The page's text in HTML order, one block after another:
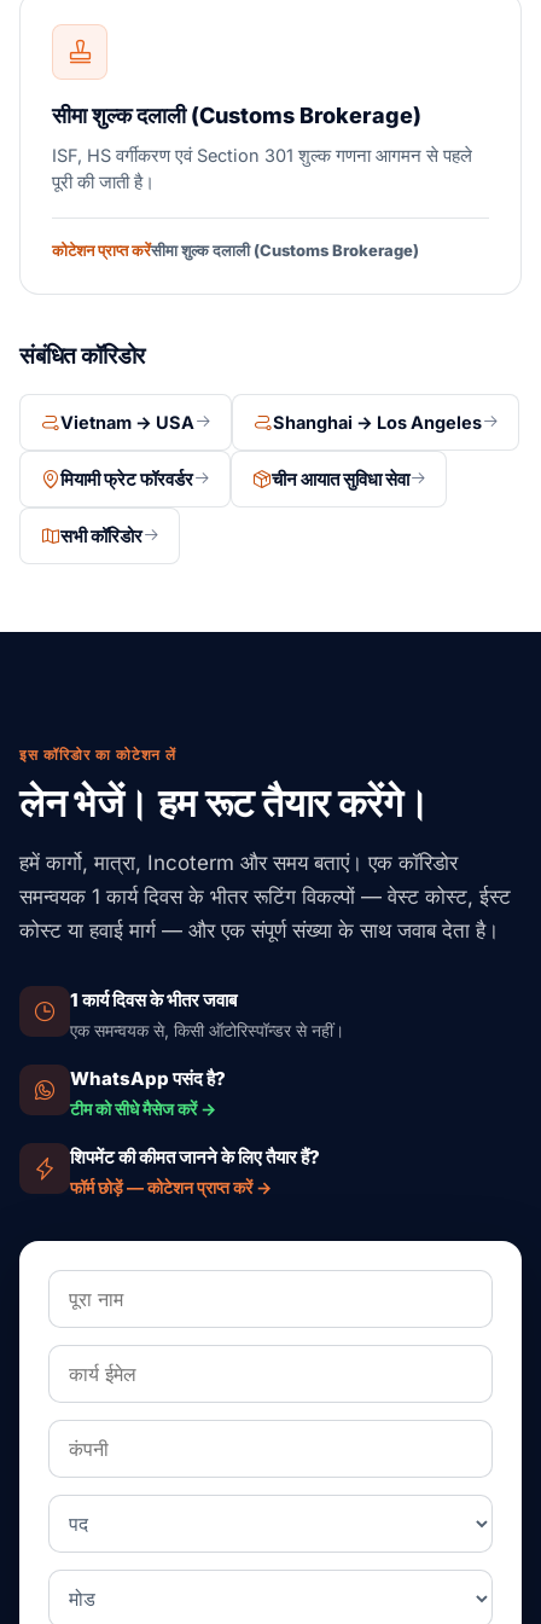
सीमा शुल्क दलाली (Customs Brokerage)
ISF, HS वर्गीकरण एवं Section 301 शुल्क गणना आगमन से पहले
पूरी की जाती है।
कोटेशन प्राप्त करेंसीमा शुल्क दलाली (Customs Brokerage)
संबंधित कॉरिडोर
Vietnam → USA Shanghai → Los Angeles
मियामी फ्रेट फॉरवर्डर चीन आयात सुविधा सेवा
सभी कॉरिडोर
इस कॉरिडोर का कोटेशन लें
लेन भेजें। हम रूट तैयार करेंगे।
हमें कार्गो, मात्रा, Incoterm और समय बताएं। एक कॉरिडोर
समन्वयक 1 कार्य दिवस के भीतर रूटिंग विकल्पों — वेस्ट कोस्ट, ईस्ट
कोस्ट या हवाई मार्ग — और एक संपूर्ण संख्या के साथ जवाब देता है।
1 कार्य दिवस के भीतर जवाब
एक समन्वयक से, किसी ऑटोरिस्पॉन्डर से नहीं।
WhatsApp पसंद है?
टीम को सीधे मैसेज करें →
शिपमेंट की कीमत जानने के लिए तैयार हैं?
फॉर्म छोड़ें — कोटेशन प्राप्त करें →